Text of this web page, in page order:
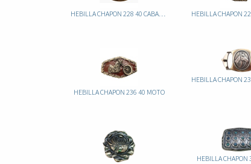
HEBILLA CHAPON 236 40 MOTO
HEBILLA CHAPON